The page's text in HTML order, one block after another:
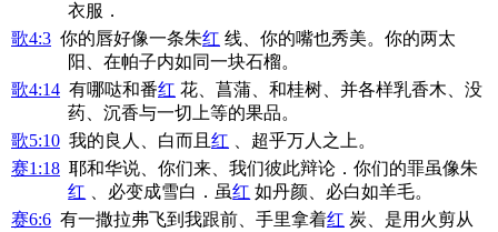
衣服．
歌4:3 你的唇好像一条朱红 线、你的嘴也秀美。你的两太
阳、在帕子内如同一块石榴。
歌4:14 有哪哒和番红 花、菖蒲、和桂树、并各样乳香木、没
药、沉香与一切上等的果品。
歌5:10 我的良人、白而且 红 、超乎万人之上。
赛1:18 耶和华说、你们来、我们彼此辩论．你们的罪虽像朱
红 、必变成雪白．虽红 如丹颜、必白如羊毛。
赛6:6 有一撒拉弗飞到我跟前、手里拿着红 炭、是用火剪从